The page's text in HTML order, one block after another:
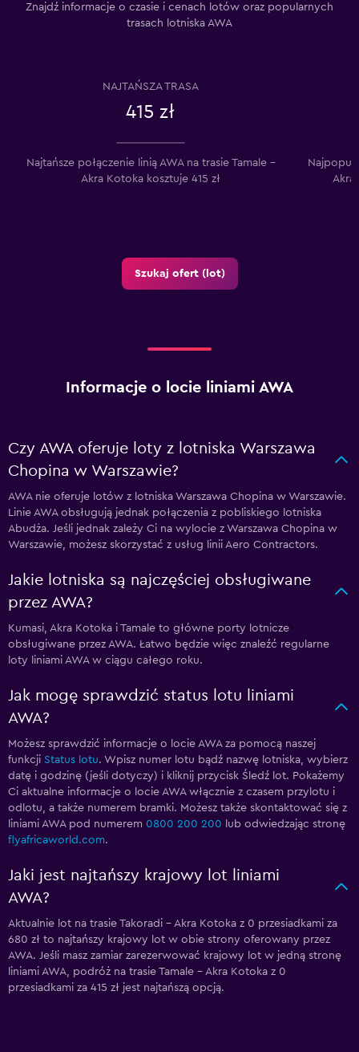
Znajdź informacje o czasie i cenach lotów oraz popularnych
trasach lotniska AWA
NAJTAŃSZA TRASA
415 zł
Najtańsze połączenie linią AWA na trasie Tamale –
Akra Kotoka kosztuje 415 zł
Akra
Szukaj ofert (lot)
Informacje o locie liniami AWA
Czy AWA oferuje loty z lotniska Warszawa
Chopina w Warszawie?
AWA nie oferuje lotów z lotniska Warszawa Chopina w Warszawie.
Linie AWA obsługują jednak połączenia z pobliskiego lotniska
Abudża. Jeśli jednak zależy Ci na wylocie z Warszawa Chopina w
Warszawie, możesz skorzystać z usług linii Aero Contractors.
Jakie lotniska są najczęściej obsługiwane
przez AWA?
Kumasi, Akra Kotoka i Tamale to główne porty lotnicze
obsługiwane przez AWA. Łatwo będzie więc znaleźć regularne
loty liniami AWA w ciągu całego roku.
Jak mogę sprawdzić status lotu liniami
AWA?
Możesz sprawdzić informacje o locie AWA za pomocą naszej
funkcji Status lotu. Wpisz numer lotu bądź nazwę lotniska, wybierz
datę i godzinę (jeśli dotyczy) i kliknij przycisk Śledź lot. Pokażemy
Ci aktualne informacje o locie AWA włącznie z czasem przylotu i
odlotu, a także numerem bramki. Możesz także skontaktować się z
liniami AWA pod numerem 0800 200 200 lub odwiedzając stronę
flyafricaworld.com.
Jaki jest najtańszy krajowy lot liniami
AWA?
Aktualnie lot na trasie Takoradi - Akra Kotoka z 0 przesiadkami za
680 zł to najtańszy krajowy lot w obie strony oferowany przez
AWA. Jeśli masz zamiar zarezerwować krajowy lot w jedną stronę
liniami AWA, podróż na trasie Tamale - Akra Kotoka z 0
przesiadkami za 415 zł jest najtańszą opcją.